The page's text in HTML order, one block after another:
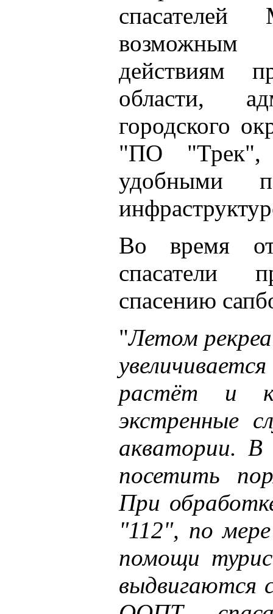
возможным
действиям
области,
городского
"ПО "Трек",
удобными
Во время
спасатели
спасению
"Летом
растёт и
экстренные
акватории. В
посетить
При
"112", по
помощи